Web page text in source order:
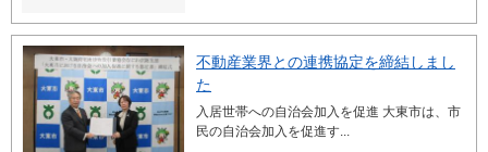
不動産業界との連携協定を締結しまし
た
入居世帯への自治会加入を促進 大東市は、市
民の自治会加入を促進す...